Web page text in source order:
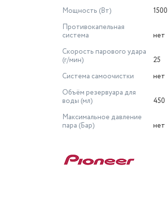
Мощность (Вт)
1500
Противокапельная
система
нет
Скорость парового удара
(г/мин)
25
Система самоочистки
нет
Объём резервуара для
воды (мл)
450
Максимальное давление
пара (Бар)
нет